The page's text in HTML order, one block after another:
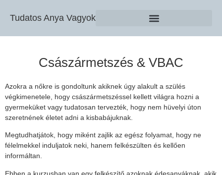
Tudatos Anya Vagyok
Császármetszés & VBAC
Azokra a nőkre is gondoltunk akiknek úgy alakult a szülés
végkimenetele, hogy császármetszéssel kellett világra hozni a
gyermeküket vagy tudatosan tervezték, hogy nem hüvelyi úton
szeretnének életet adni a kisbabájuknak.
Megtudhatjátok, hogy miként zajlik az egész folyamat, hogy ne
félelmekkel induljatok neki, hanem felkészülten és kellően
informáltan.
Ebben a kurzusban van egy felkészítő azoknak édesanyáknak, akik